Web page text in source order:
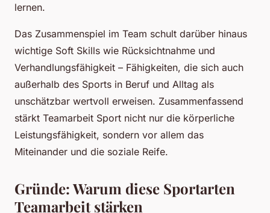
lernen.
Das Zusammenspiel im Team schult darüber hinaus
wichtige Soft Skills wie Rücksichtnahme und
Verhandlungsfähigkeit – Fähigkeiten, die sich auch
außerhalb des Sports in Beruf und Alltag als
unschätzbar wertvoll erweisen. Zusammenfassend
stärkt Teamarbeit Sport nicht nur die körperliche
Leistungsfähigkeit, sondern vor allem das
Miteinander und die soziale Reife.
Gründe: Warum diese Sportarten
Teamarbeit stärken